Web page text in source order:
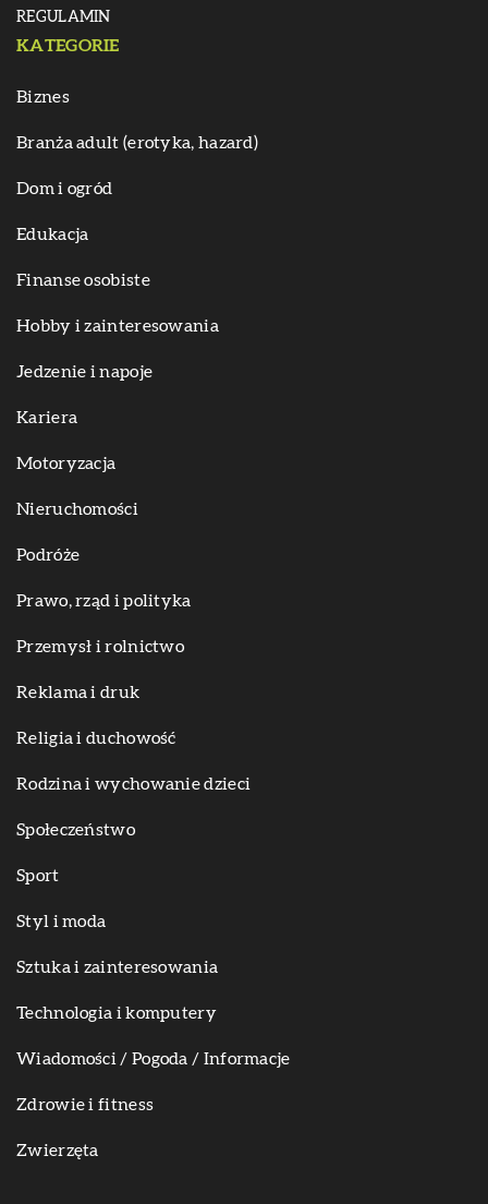
REGULAMIN
KATEGORIE
Biznes
Branża adult (erotyka, hazard)
Dom i ogród
Edukacja
Finanse osobiste
Hobby i zainteresowania
Jedzenie i napoje
Kariera
Motoryzacja
Nieruchomości
Podróże
Prawo, rząd i polityka
Przemysł i rolnictwo
Reklama i druk
Religia i duchowość
Rodzina i wychowanie dzieci
Społeczeństwo
Sport
Styl i moda
Sztuka i zainteresowania
Technologia i komputery
Wiadomości / Pogoda / Informacje
Zdrowie i fitness
Zwierzęta